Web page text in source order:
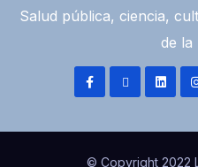
Salud pública, ciencia,
de la
© Copyright 2022